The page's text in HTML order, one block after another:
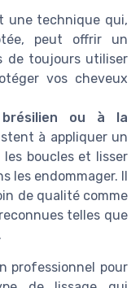
une technique qui,
peut offrir un
de toujours utiliser
vos cheveux
ou à la
à appliquer un
boucles et lisser
les endommager. Il
de qualité comme
telles que
professionnel pour